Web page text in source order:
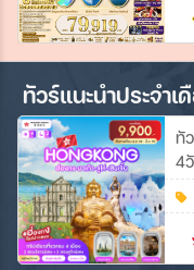
ทัวร์แนะนำประจำเ
ทั
4